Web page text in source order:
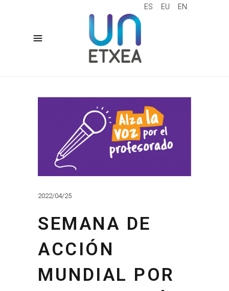
ES EU EN
2022/04/25
SEMANA DE
ACCIÓN
MUNDIAL POR